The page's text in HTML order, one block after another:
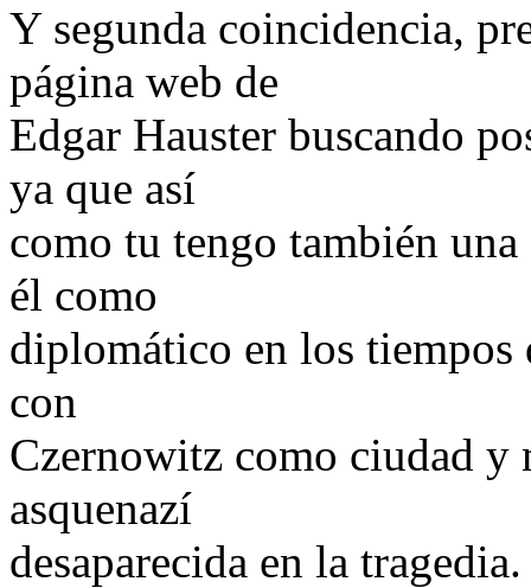
Y segunda coincidencia,
página web de
Edgar Hauster buscando
ya que así
como tu tengo también
él como
diplomático en los
con
Czernowitz como ciudad y
asquenazí
desaparecida en la tragedia.